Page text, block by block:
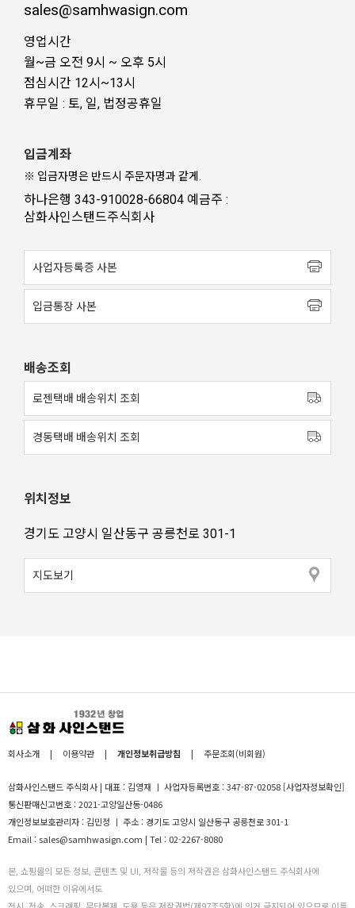
sales@samhwasign.com
영업시간
월~금 오전 9시 ~ 오후 5시
점심시간 12시~13시
휴무일 : 토, 일, 법정공휴일
입금계좌
※ 입금자명은 반드시 주문자명과 같게.
하나은행 343-910028-66804 예금주 :
삼화사인스탠드주식회사
사업자등록증 사본
입금통장 사본
배송조회
로젠택배 배송위치 조회
경동택배 배송위치 조회
위치정보
경기도 고양시 일산동구 공릉천로 301-1
지도보기
회사소개 | 이용약관 | 개인정보취급방침 | 주문조회(비회원)
삼화사인스탠드 주식회사 | 대표 : 김영재 ㅣ 사업자등록번호 : 347-87-02058 [사업자정보확인]
통신판매신고번호 : 2021-고양일산동-0486
개인정보보호관리자 : 김민정 ㅣ 주소 : 경기도 고양시 일산동구 공릉천로 301-1
Email : sales@samhwasign.com | Tel : 02-2267-8080
본, 쇼핑몰의 모든 정보, 콘텐츠 및 UI, 저작물 등의 저작권은 삼화사인스탠드 주식회사에
있으며, 어떠한 이유에서도